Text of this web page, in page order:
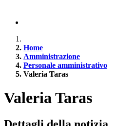
Home
Amministrazione
Personale amministrativo
Valeria Taras
Valeria Taras